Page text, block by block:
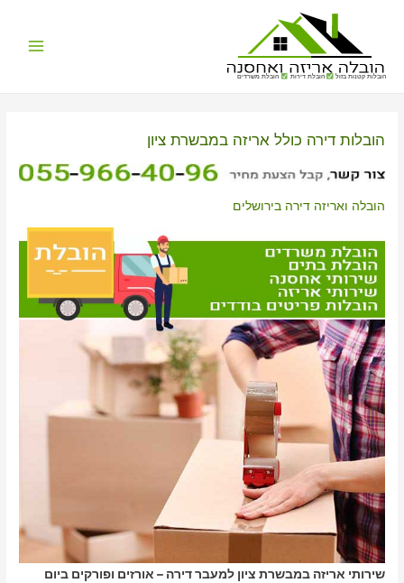
הובלות קטנות בזול הובלת דירות הובלת משרדים
הובלות דירה כולל אריזה במבשרת ציון
הובלה ואריזה דירה בירושלים
שירותי אריזה במבשרת ציון למעבר דירה – אורזים ופורקים ביום